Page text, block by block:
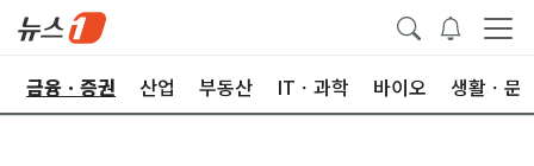
금융ㆍ증권 산업 부동산 ITㆍ과학 바이오 생활ㆍ문